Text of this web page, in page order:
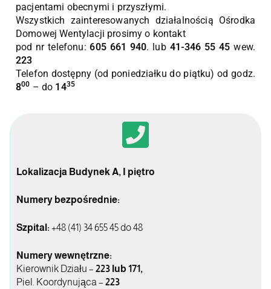
pacjentami obecnymi i przyszłymi.
Wszystkich zainteresowanych działalnością Ośrodka
Domowej Wentylacji prosimy o kontakt
pod nr telefonu:605 661 940. lub 41-346 55 45 wew.
223
Telefon dostępny (od poniedziałku do piątku) od godz.
800 – do 1435
Lokalizacja Budynek A, I piętro
Numery bezpośrednie:
Szpital: +48 (41) 34 655 45 do 48
Numery wewnętrzne:
Kierownik Działu – 223 lub 171,
Piel. Koordynująca – 223